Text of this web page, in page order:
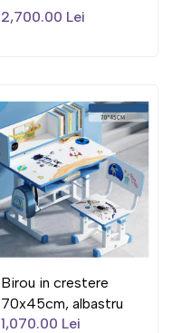
2,700.00 Lei
Birou in crestere
70x45cm, albastru
1,070.00 Lei